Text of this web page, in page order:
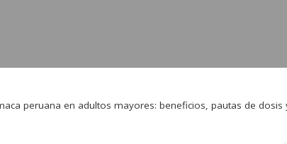
peruana en adultos mayores: beneficios, pautas de dosis